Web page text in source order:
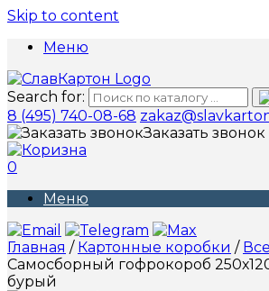
Skip to content
Меню
Search for:
8 (495) 740-08-68
Заказать звонок
0
Меню
Главная / Картонные коробки /
Самосборный гофрокороб
бурый